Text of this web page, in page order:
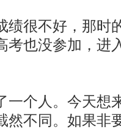
很不好，那时
考也没参加，进
个人。今天想
然不同。如果非